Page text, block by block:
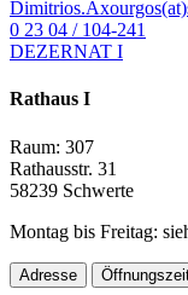
0 23 04 / 104-241
DEZERNAT I
Rathaus I
Raum: 307
Rathausstr. 31
58239 Schwerte
Montag bis Freitag:
Adresse